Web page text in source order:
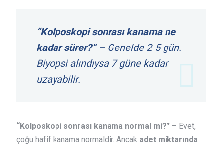
“Kolposkopi sonrası kanama ne
kadar sürer?”– Genelde 2-5 gün.
Biyopsi alındıysa 7 güne kadar
uzayabilir.
“Kolposkopi sonrası kanama normal mi?” – Evet,
çoğu hafif kanama normaldir. Ancak adet miktarında